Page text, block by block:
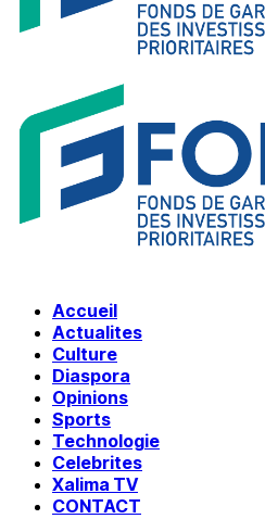
Accueil
Actualites
Culture
Diaspora
Opinions
Sports
Technologie
Celebrites
Xalima TV
CONTACT